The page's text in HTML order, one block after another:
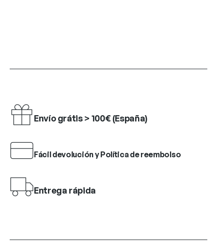
Envío grátis > 100€ (España)
Fácil devolución y Política de reembolso
Entrega rápida